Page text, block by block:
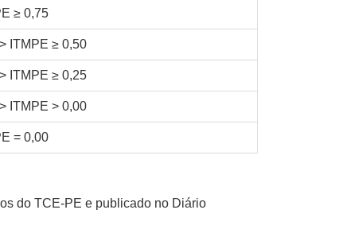
≥ 0,75
ITMPE ≥ 0,50
ITMPE ≥ 0,25
ITMPE > 0,00
= 0,00
do TCE-PE e publicado no Diário